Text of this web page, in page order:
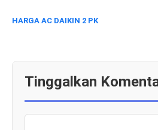
HARGA AC DAIKIN 2 PK
Tinggalkan